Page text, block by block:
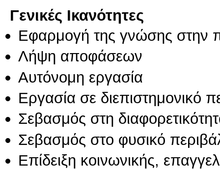
Γενικές Ικανότητες
Εφαρμογή της γνώσης στην
Λήψη αποφάσεων
Αυτόνομη εργασία
Εργασία σε διεπιστημονικό
Σεβασμός στη
Σεβασμός στο φυσικό
Επίδειξη κοινωνικής,